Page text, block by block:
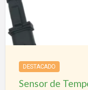
de
Escape
insignia
DESTACADO